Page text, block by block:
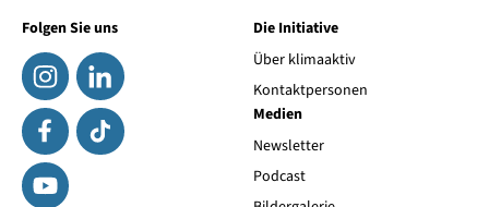
Folgen Sie uns
Die Initiative
Über klimaaktiv
Kontaktpersonen
Medien
Newsletter
Podcast